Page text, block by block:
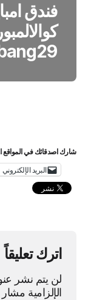
فندق
شارك اصدقائك في المواقع
البريد الإلكتروني
اترك تعليقاً
لن يتم نشر
الإلزامية مشار